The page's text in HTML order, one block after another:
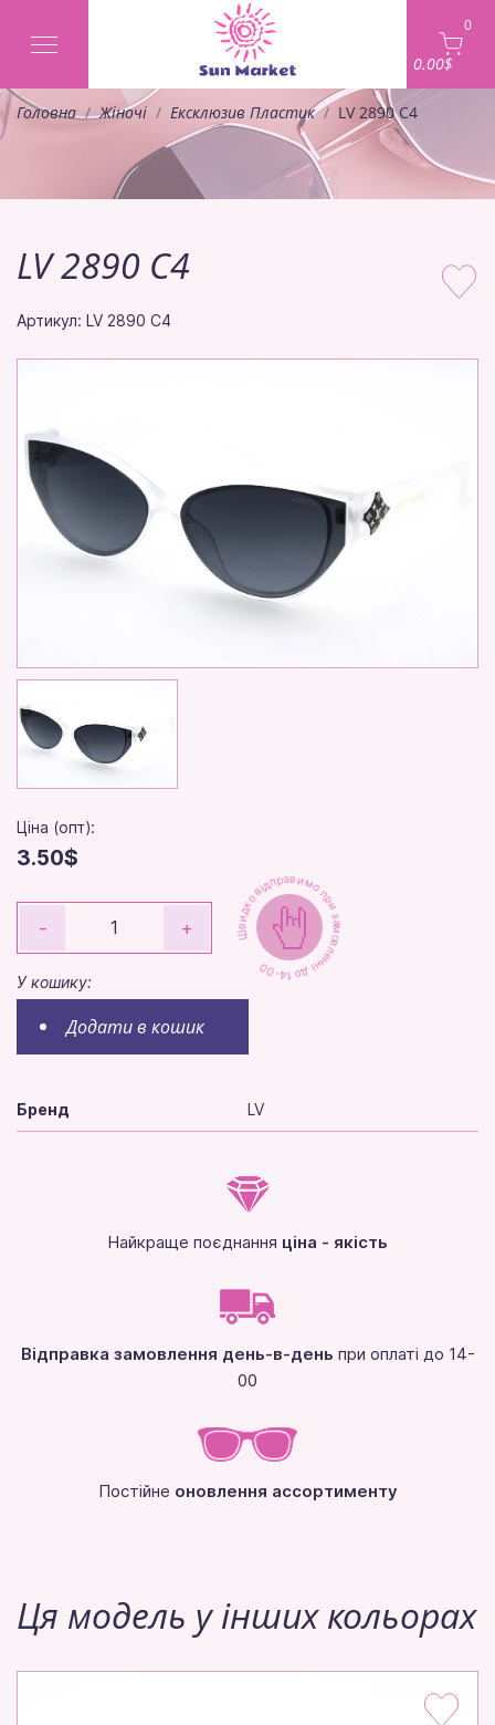
0
0.00$
Головна Жіночі Ексклюзив Пластик LV 2890 C4
LV 2890 C4
Артикул: LV 2890 C4
Ціна (опт):
3.50$
- +
У кошику:
Додати в кошик
Швидко відправимо при замовленні до 14-00
Бренд LV
Найкраще поєднання ціна - якість
Відправка замовлення день-в-день при оплаті до 14-
00
Постійне оновлення ассортименту
Ця модель у інших кольорах